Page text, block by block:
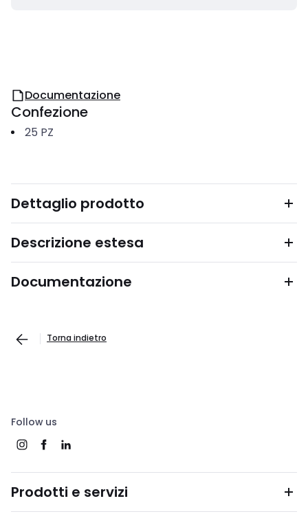
Documentazione
Confezione
25 PZ
Dettaglio prodotto
Descrizione estesa
Documentazione
Torna indietro
Follow us
Prodotti e servizi